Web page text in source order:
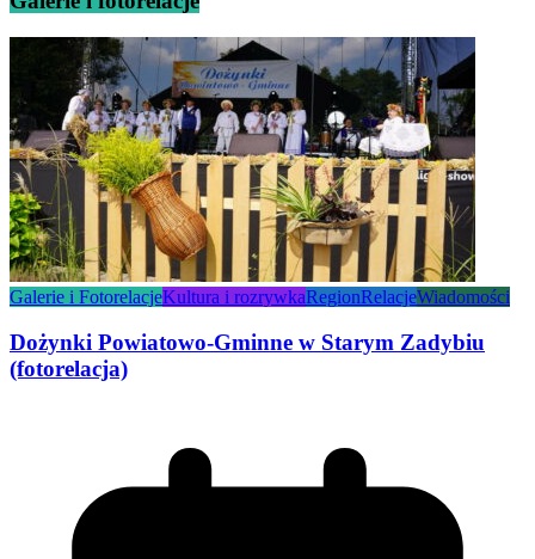
Galerie i FotorelacjeKultura i rozrywkaRegionRelacjeWiadomości
Dożynki Powiatowo-Gminne w Starym Zadybiu
(fotorelacja)